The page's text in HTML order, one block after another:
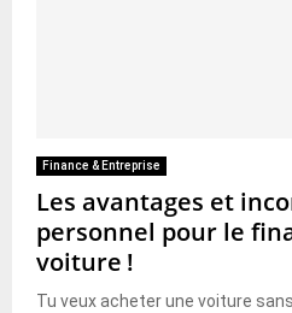
Finance & Entreprise
Les avantages et
personnel pour le
voiture !
Tu veux acheter une voiture